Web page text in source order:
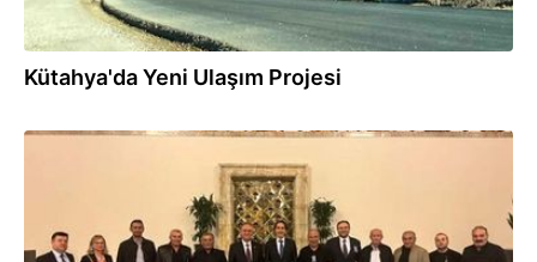
Kütahya'da Yeni Ulaşım Projesi